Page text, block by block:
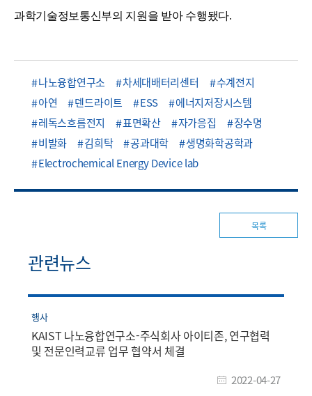
과학기술정보통신부의 지원을 받아 수행됐다.
나노융합연구소 차세대배터리센터
수계전지
아연
덴드라이트 ESS
에너지저장시스템
레독스흐름전지
표면확산 자가응집
장수명
비발화
김희탁 공과대학
생명화학공학과
Electrochemical Energy Device lab
목록
관련뉴스
행사
KAIST 나노융합연구소-주식회사 아이티존, 연구협력
및 전문인력교류 업무 협약서 체결
2022-04-27